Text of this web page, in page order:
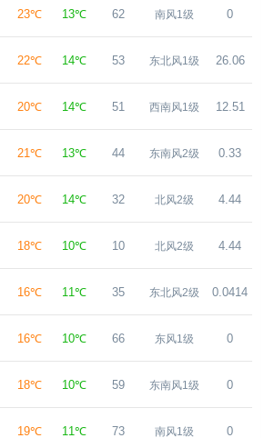
23℃ 13℃ 62 南风1级 0
22℃ 14℃ 53 东北风1级 26.06
20℃ 14℃ 51 西南风1级 12.51
21℃ 13℃ 44 东南风2级 0.33
20℃ 14℃ 32 北风2级 4.44
18℃ 10℃ 10 北风2级 4.44
16℃ 11℃ 35 东北风2级 0.0414
16℃ 10℃ 66 东风1级 0
18℃ 10℃ 59 东南风1级 0
19℃ 11℃ 73 南风1级 0